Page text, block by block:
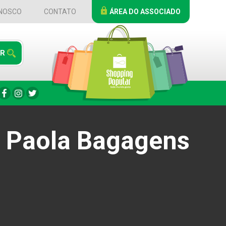
CONTATO ÁREA DO ASSOCIADO
Paola Bagagens